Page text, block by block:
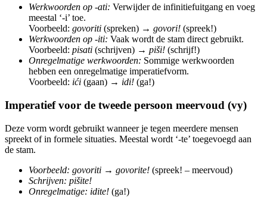
Werkwoorden op -ati: Verwijder de infinitiefuitgang en voeg
meestal ‘-i’ toe.
Voorbeeld: govoriti (spreken) → govori! (spreek!)
Werkwoorden op -iti: Vaak wordt de stam direct gebruikt.
Voorbeeld: pisati (schrijven) → piši! (schrijf!)
Onregelmatige werkwoorden: Sommige werkwoorden
hebben een onregelmatige imperatiefvorm.
Voorbeeld: ići (gaan) → idi! (ga!)
Imperatief voor de tweede persoon meervoud (vy)
Deze vorm wordt gebruikt wanneer je tegen meerdere mensen
spreekt of in formele situaties. Meestal wordt ‘-te’ toegevoegd aan
de stam.
Voorbeeld: govoriti → govorite! (spreek! – meervoud)
Schrijven: pišite!
Onregelmatige: idite! (ga!)